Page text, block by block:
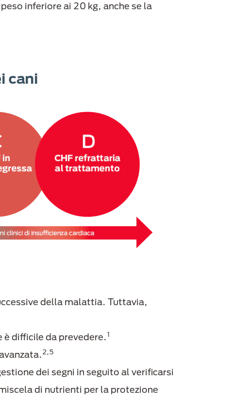
inferiore ai 20 kg, anche se la
della malattia. Tuttavia,
è difficile da prevedere.1
2,5
dei segni in seguito al verificarsi
di nutrienti per la protezione